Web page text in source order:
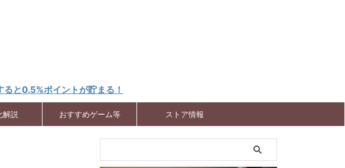
と0.5%ポイントが貯まる！
解説 おすすめゲーム等 ストア情報